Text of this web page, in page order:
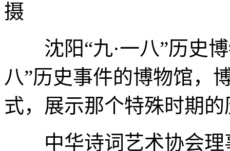
摄
沈阳“九·一八”历史博
八”历史事件的博物馆，
式，展示那个特殊时期
中华诗词艺术协会理